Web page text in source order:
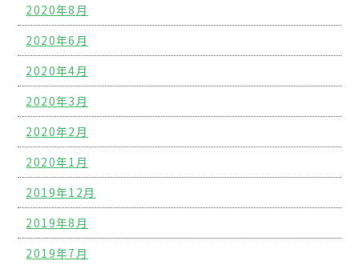
2020年8月
2020年6月
2020年4月
2020年3月
2020年2月
2020年1月
2019年12月
2019年8月
2019年7月